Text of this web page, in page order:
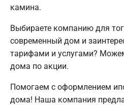
камина.
Выбираете компанию для
современный дом и
тарифами и услугами?
дома по акции.
Помогаем с оформлением
дома! Наша компания